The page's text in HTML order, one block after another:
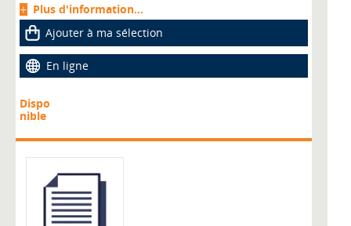
Plus d'information...
Ajouter à ma sélection
En ligne
Dispo
nible